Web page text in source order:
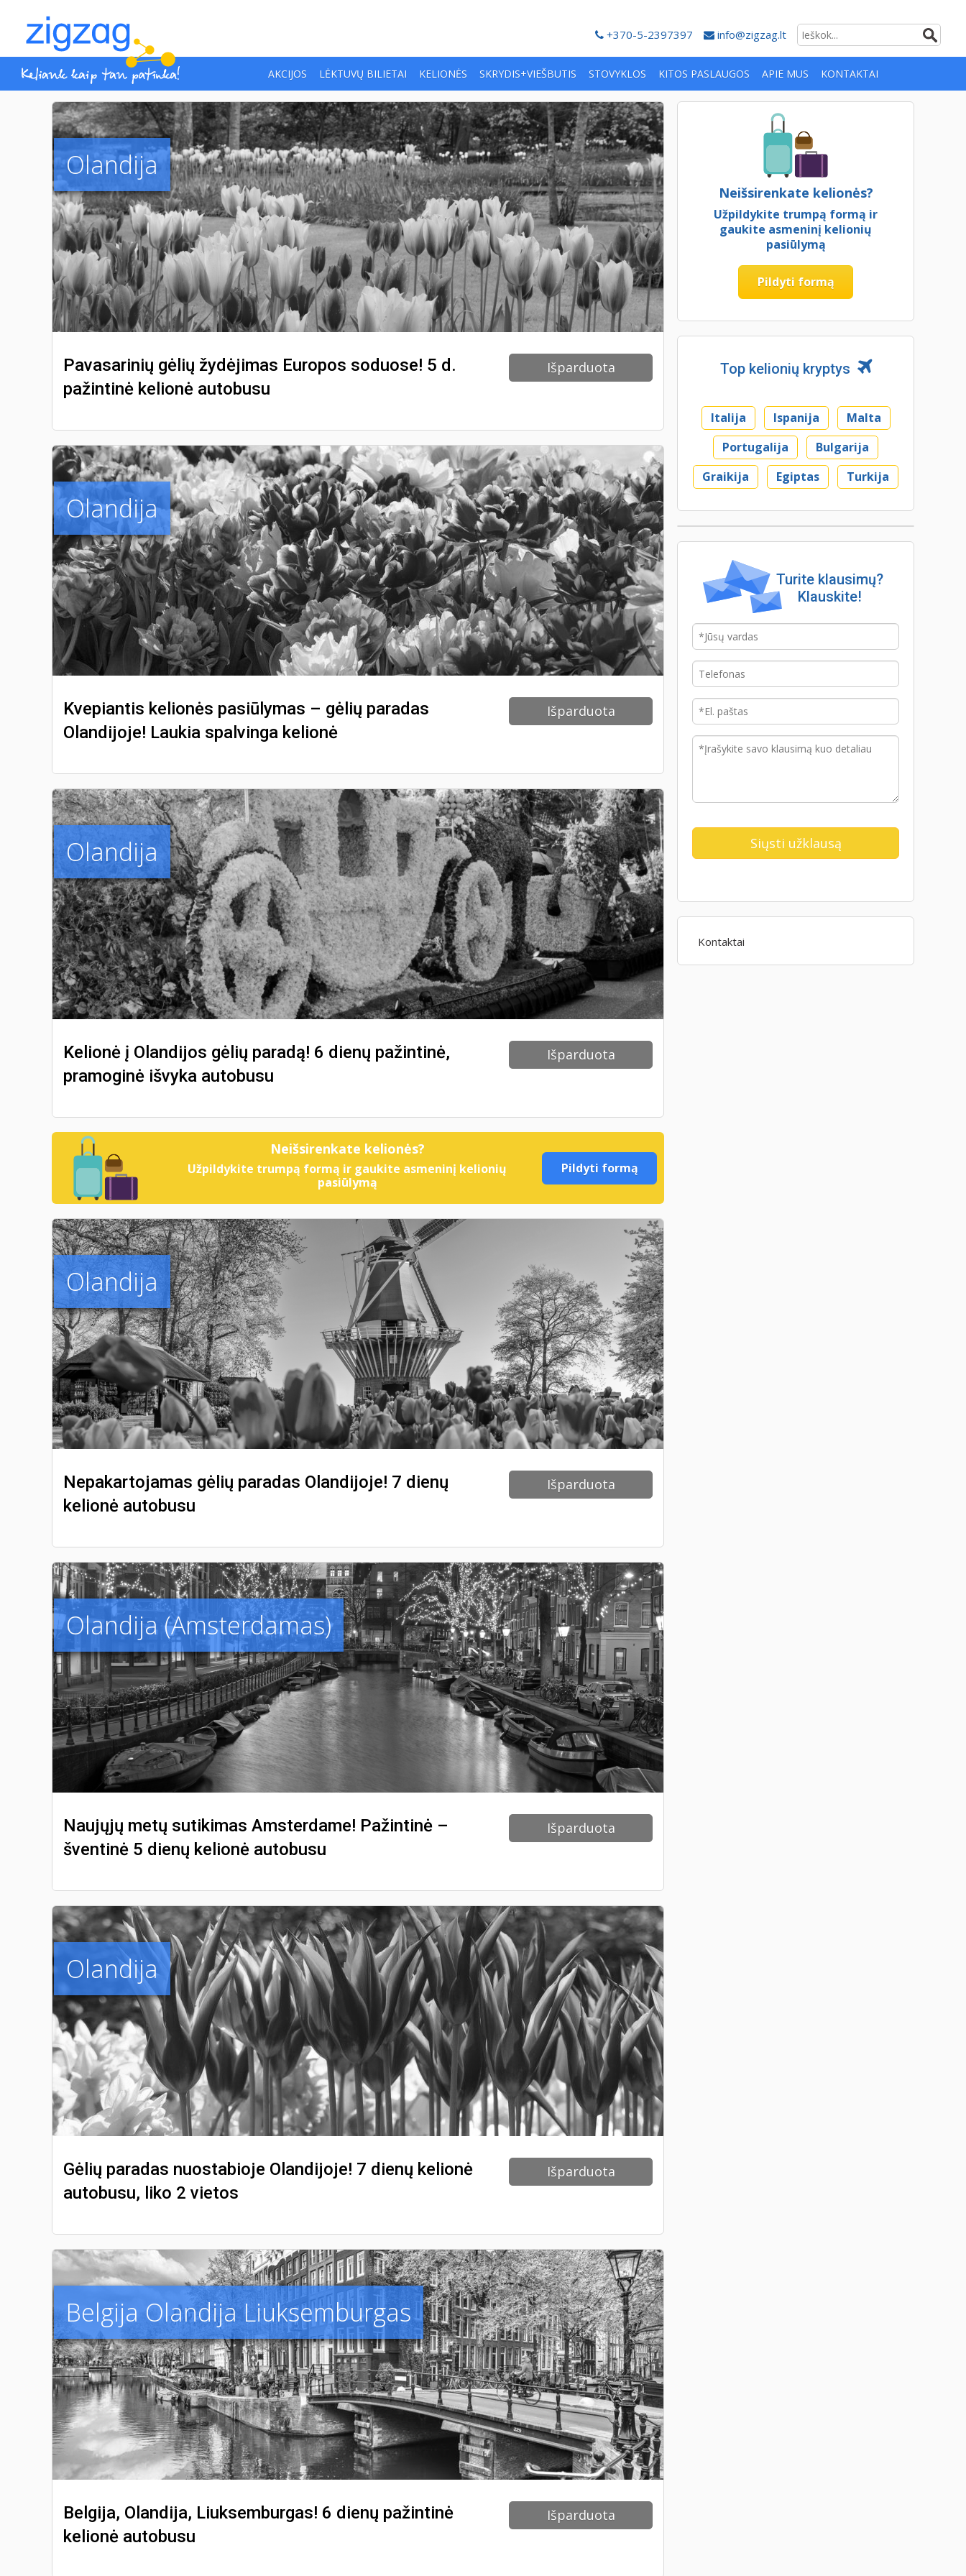
+370-5-2397397 info@zigzag.lt
AKCIJOS LĖKTUVŲ BILIETAI KELIONĖS SKRYDIS+VIEŠBUTIS STOVYKLOS KITOS PASLAUGOS APIE MUS KONTAKTAI
Olandija
Pavasarinių gėlių žydėjimas Europos soduose! 5 d.
pažintinė kelionė autobusu
Išparduota
Olandija
Kvepiantis kelionės pasiūlymas – gėlių paradas
Olandijoje! Laukia spalvinga kelionė
Išparduota
Olandija
Kelionė į Olandijos gėlių paradą! 6 dienų pažintinė,
pramoginė išvyka autobusu
Išparduota
Neišsirenkate kelionės?
Užpildykite trumpą formą ir gaukite asmeninį kelionių
pasiūlymą
Pildyti formą
Olandija
Nepakartojamas gėlių paradas Olandijoje! 7 dienų
kelionė autobusu
Išparduota
Olandija (Amsterdamas)
Naujųjų metų sutikimas Amsterdame! Pažintinė –
šventinė 5 dienų kelionė autobusu
Išparduota
Olandija
Gėlių paradas nuostabioje Olandijoje! 7 dienų kelionė
autobusu, liko 2 vietos
Išparduota
Belgija Olandija Liuksemburgas
Belgija, Olandija, Liuksemburgas! 6 dienų pažintinė
kelionė autobusu
Išparduota
Neišsirenkate kelionės?
Užpildykite trumpą formą ir
gaukite asmeninį kelionių
pasiūlymą
Pildyti formą
Top kelionių kryptys
Italija Ispanija
Malta
Portugalija
Bulgarija
Graikija
Egiptas Turkija
Turite klausimų?
Klauskite!
Kontaktai